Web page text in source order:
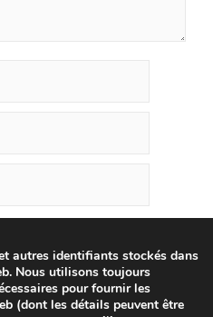
mon e-mail et mon site
mon prochain
autres identifiants stockés dans
Nous utilisons toujours
pour fournir les
(dont les détails peuvent être